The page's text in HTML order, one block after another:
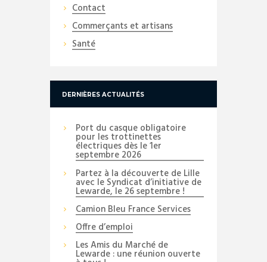
Contact
Commerçants et artisans
Santé
DERNIÈRES ACTUALITÉS
Port du casque obligatoire
pour les trottinettes
électriques dès le 1er
septembre 2026
Partez à la découverte de Lille
avec le Syndicat d’initiative de
Lewarde, le 26 septembre !
Camion Bleu France Services
Offre d’emploi
Les Amis du Marché de
Lewarde : une réunion ouverte